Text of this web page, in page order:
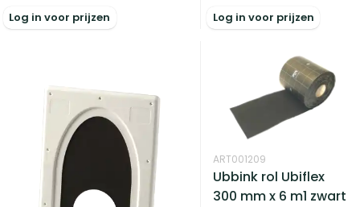
Log in voor prijzen Log in voor prijzen
ART001209
Ubbink rol Ubiflex
300 mm x 6 m1 zwart